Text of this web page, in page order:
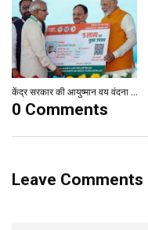
केंद्र सरकार की आयुष्मान वय वंदना ...
0 Comments
Leave Comments